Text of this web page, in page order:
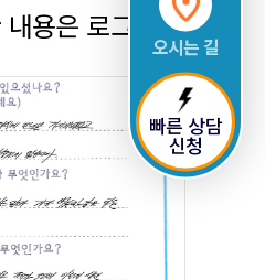
오시는 길
빠른 상담
신청
용은 로그인